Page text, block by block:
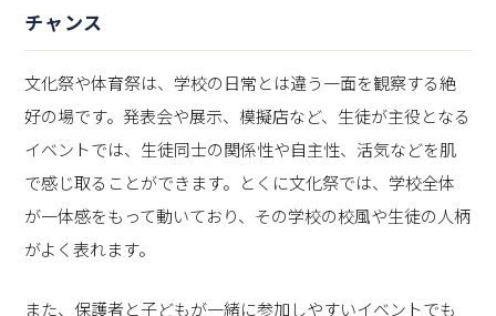
チャンス
文化祭や体育祭は、学校の日常とは違う一面を観察する絶
好の場です。発表会や展示、模擬店など、生徒が主役となる
イベントでは、生徒同士の関係性や自主性、活気などを肌
で感じ取ることができます。とくに文化祭では、学校全体
が一体感をもって動いており、その学校の校風や生徒の人柄
がよく表れます。
また、保護者と子どもが一緒に参加しやすいイベントでも